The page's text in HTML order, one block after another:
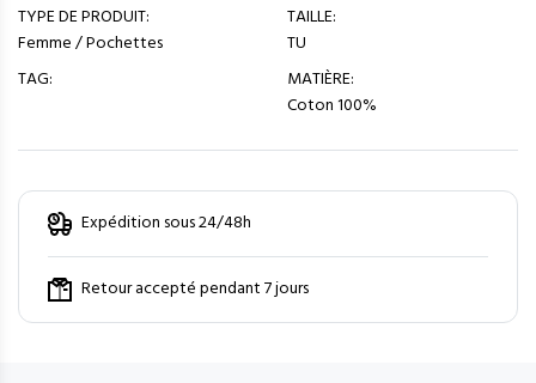
TYPE DE PRODUIT:
Femme / Pochettes
TAG:
TAILLE:
TU
MATIÈRE:
Coton 100%
Expédition sous 24/48h
Retour accepté pendant 7 jours